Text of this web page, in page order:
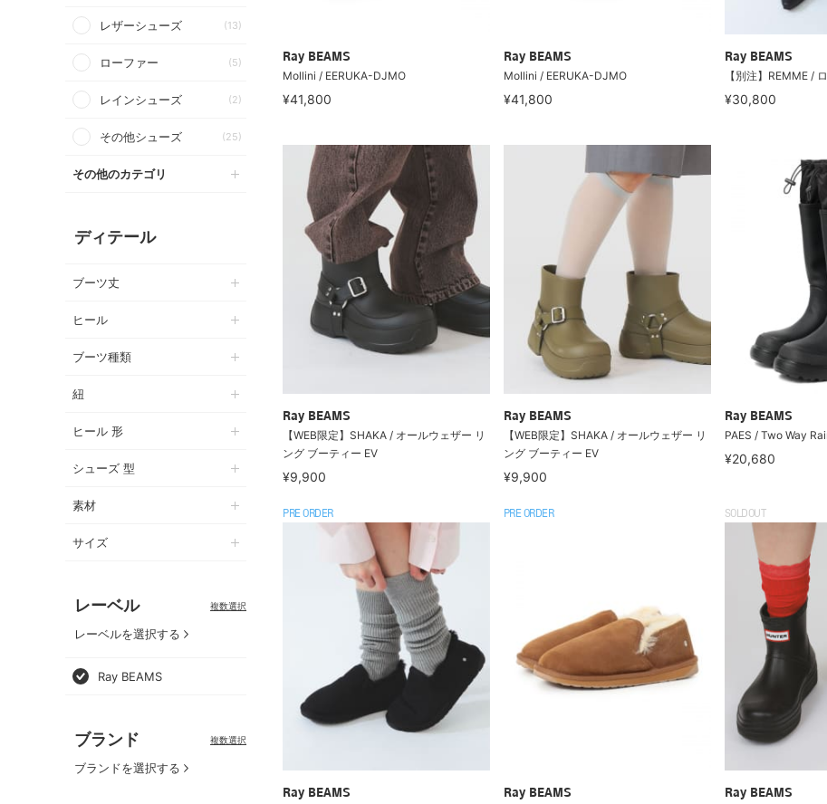
レザーシューズ (13)
ローファー (5)
レインシューズ (2)
その他シューズ (25)
その他のカテゴリ
ディテール
ブーツ丈
ヒール
ブーツ種類
紐
ヒール 形
シューズ 型
素材
サイズ
レーベル 複数選択
レーベルを選択する
Ray BEAMS
ブランド 複数選択
ブランドを選択する
Ray BEAMS
Mollini / EERUKA-DJMO
¥41,800
Ray BEAMS
Mollini / EERUKA-DJMO
¥41,800
Ray BEAMS
【別注】REMME /
¥30,800
Ray BEAMS
【WEB限定】SHAKA / オールウェザー リ
ング ブーティー EV
¥9,900
Ray BEAMS
【WEB限定】SHAKA / オールウェザー リ
ング ブーティー EV
¥9,900
Ray BEAMS
PAES / Two Way
¥20,680
PRE ORDER
Ray BEAMS
PRE ORDER
Ray BEAMS
SOLDOUT
Ray BEAMS